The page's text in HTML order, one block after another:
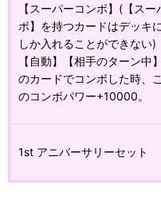
【スーパーコンボ】(【スー
ボ】を持つカードはデッキ
しか入れることができない)
【自動】【相手のターン中
のカードでコンボした時、
のコンボパワー+10000。
1st アニバーサリーセット